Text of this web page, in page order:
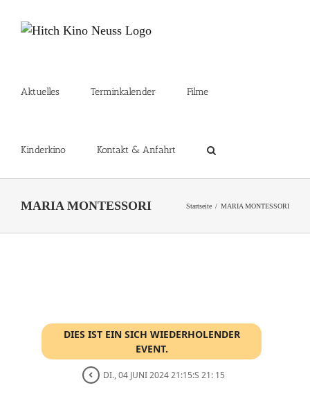
Inhalt
Aktuelles Terminkalender Filme
Kinderkino Kontakt & Anfahrt
MARIA MONTESSORI Startseite MARIA MONTESSORI
DIES IST EIN SICH WIEDERHOLENDER
EVENT.
DI., 04 JUNI 2024 21:15:S 21: 15